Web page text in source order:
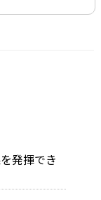
発揮でき